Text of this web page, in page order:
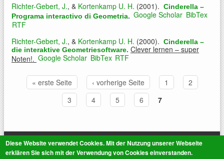
Richter-Gebert, J., & Kortenkamp U. H. (2001). Cinderella –
Programa interactivo di Geometria. Google Scholar BibTex
RTF
Richter-Gebert, J., & Kortenkamp U. H. (2000). Cinderella –
die interaktive Geometriesoftware. Clever lernen – super
Noten!. Google Scholar BibTex RTF
Seiten
« erste Seite ‹ vorherige Seite 1
2
3
4 5 6 7
© 2014 CERMAT | All rights reserved. |Impressum|Datenschutz
Diese Website verwendet Cookies. Mit der Nutzung unserer Webseite
erklären Sie sich mit der Verwendung von Cookies einverstanden.